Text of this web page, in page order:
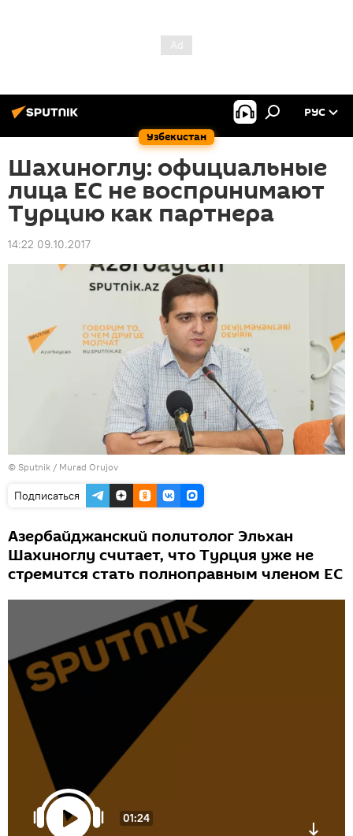
Узбекистан
РУС
Шахиноглу: официальные
лица ЕС не воспринимают
Турцию как партнера
14:22 09.10.2017
© Sputnik / Murad Orujov
Подписаться
Азербайджанский политолог Эльхан
Шахиноглу считает, что Турция уже не
стремится стать полноправным членом ЕС
01:24